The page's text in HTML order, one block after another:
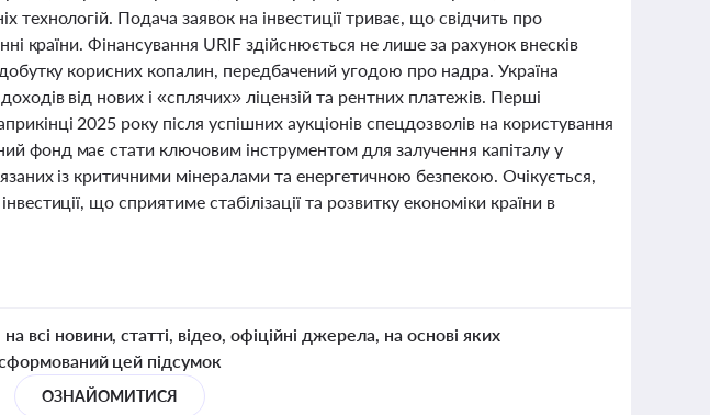
технологій. Подача заявок на інвестиції триває, що свідчить про
країни. Фінансування URIF здійснюється не лише за рахунок внесків
корисних копалин, передбачений угодою про надра. Україна
від нових і «сплячих» ліцензій та рентних платежів. Перші
2025 року після успішних аукціонів спецдозволів на користування
фонд має стати ключовим інструментом для залучення капіталу у
із критичними мінералами та енергетичною безпекою. Очікується,
що сприятиме стабілізації та розвитку економіки країни в
всі новини, статті, відео, офіційні джерела, на основі яких
цей підсумок
ОЗНАЙОМИТИСЯ